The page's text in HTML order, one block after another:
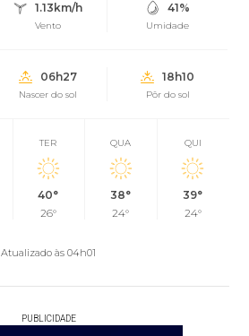
1.13km/h
Vento
41%
Umidade
06h27
Nascer do sol
18h10
Pôr do sol
TER
40°
26°
QUA
38°
24°
QUI
39°
24°
Atualizado às 04h01
PUBLICIDADE